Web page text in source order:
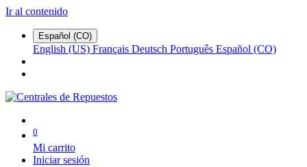
Ir al contenido
Español (CO)
English (US) Français Deutsch Português Español (CO)
0
Mi carrito
Iniciar sesión